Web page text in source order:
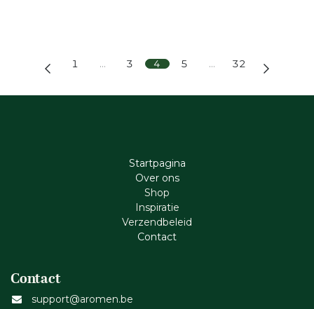
1 … 3 4 5 … 32
Startpagina
Ove​r​ ons
Shop
Inspiratie
Verzendbeleid
Cont​act
Contact
support@aromen.be